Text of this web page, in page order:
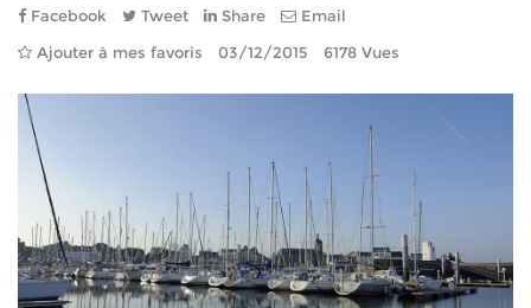
Facebook Tweet Share
Email
Ajouter à mes favoris
03/12/2015 6178 Vues